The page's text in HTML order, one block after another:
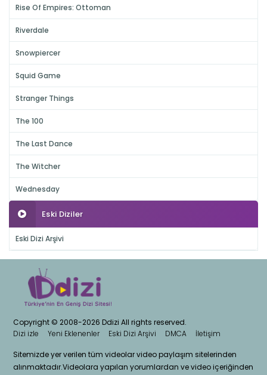
Rise Of Empires: Ottoman
Riverdale
Snowpiercer
Squid Game
Stranger Things
The 100
The Last Dance
The Witcher
Wednesday
Eski Diziler
Eski Dizi Arşivi
Copyright © 2008-2026 Ddizi All rights reserved.
Dizi izle
Yeni Eklenenler Eski Dizi Arşivi DMCA İletişim
Sitemizde yer verilen tüm videolar video paylaşım sitelerinden
alınmaktadır.Videolara yapılan yorumlardan ve video içeriğinden